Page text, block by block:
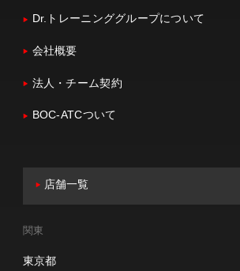
Dr.トレーニンググループについて
会社概要
法人・チーム契約
BOC-ATCついて
店舗一覧
関東
東京都